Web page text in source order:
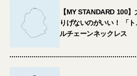
【MY STANDARD 100
りげないのがいい！ 「
ルチェーンネックレス